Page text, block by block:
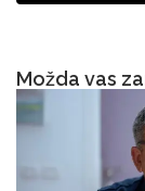
Možda vas